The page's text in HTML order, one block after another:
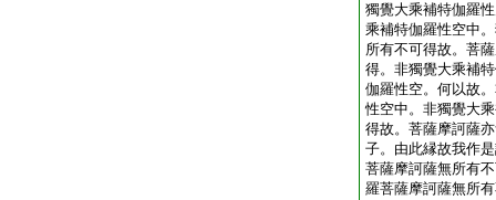
獨覺大乘補特伽羅
乘補特伽羅性空中
所有不可得故。菩
得。非獨覺大乘補
伽羅性空。何以故
性空中。非獨覺大
得故。菩薩摩訶薩
子。由此縁故我作
菩薩摩訶薩無所有
羅菩薩摩訶薩無所